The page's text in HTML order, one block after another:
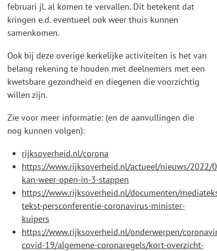
februari jl. al komen te vervallen. Dit betekent dat
kringen e.d. eventueel ook weer thuis kunnen
samenkomen.
Ook bij deze overige kerkelijke activiteiten is het van
belang rekening te houden met deelnemers met een
kwetsbare gezondheid en diegenen die voorzichtig
willen zijn.
Zie voor meer informatie: (en de aanvullingen die
nog kunnen volgen):
rijksoverheid.nl/corona
https://www.rijksoverheid.nl/actueel/nieuws/2022/
kan-weer-open-in-3-stappen
https://www.rijksoverheid.nl/documenten/
tekst-persconferentie-coronavirus-minister-
kuipers
https://www.rijksoverheid.nl/onderwerpen/
covid-19/algemene-coronaregels/kort-overzicht-